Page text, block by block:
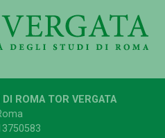
ROMA TOR VERGATA